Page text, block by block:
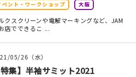
ベント・ワークショップ 大阪
クスクリーンや電解マーキングなど、JAM
店でできるこ ...
05/26（水）
特集】半袖サミット2021